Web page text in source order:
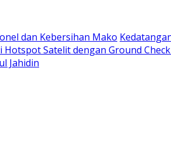
dan Kebersihan Mako
Satelit dengan Ground
Jahidin